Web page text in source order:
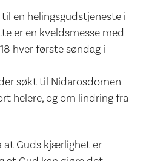
en helingsgudstjeneste i
er en kveldsmesse med
hver første søndag i
søkt til Nidarosdomen
helere, og om lindring fra
at Guds kjærlighet er